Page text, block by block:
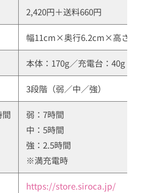
2,420円＋送料660円
幅11cm×奥行6.2cm×高さ
本体：170g／充電台：40g
3段階（弱／中／強）
弱：7時間
中：5時間
強：2.5時間
※満充電時
https://store.siroca.jp/